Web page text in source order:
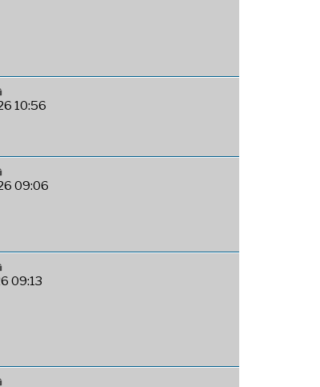
10:56
09:06
09:13